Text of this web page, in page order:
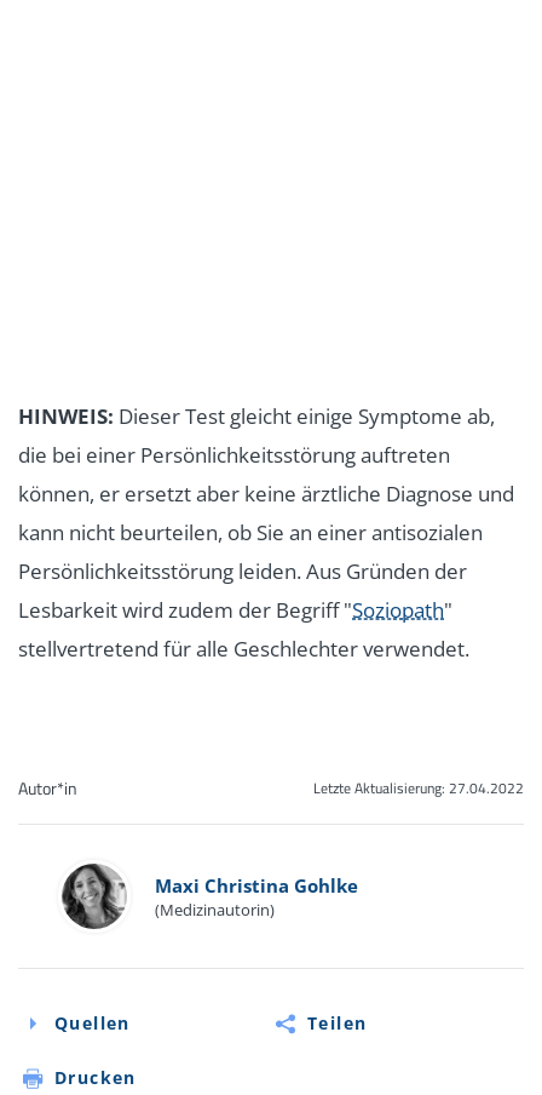
HINWEIS: Dieser Test gleicht einige Symptome ab,
die bei einer Persönlichkeitsstörung auftreten
können, er ersetzt aber keine ärztliche Diagnose und
kann nicht beurteilen, ob Sie an einer antisozialen
Persönlichkeitsstörung leiden. Aus Gründen der
Lesbarkeit wird zudem der Begriff "Soziopath"
stellvertretend für alle Geschlechter verwendet.
Letzte Aktualisierung: 27.04.2022
Autor*in
Maxi Christina Gohlke
(Medizinautorin)
Quellen Teilen
Drucken